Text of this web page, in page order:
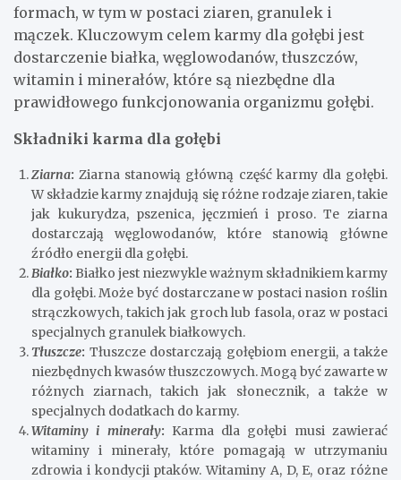
formach, w tym w postaci ziaren, granulek i
mączek. Kluczowym celem karmy dla gołębi jest
dostarczenie białka, węglowodanów, tłuszczów,
witamin i minerałów, które są niezbędne dla
prawidłowego funkcjonowania organizmu gołębi.
Składniki karma dla gołębi
Ziarna: Ziarna stanowią główną część karmy dla gołębi.
W składzie karmy znajdują się różne rodzaje ziaren, takie
jak kukurydza, pszenica, jęczmień i proso. Te ziarna
dostarczają węglowodanów, które stanowią główne
źródło energii dla gołębi.
Białko: Białko jest niezwykle ważnym składnikiem karmy
dla gołębi. Może być dostarczane w postaci nasion roślin
strączkowych, takich jak groch lub fasola, oraz w postaci
specjalnych granulek białkowych.
Tłuszcze: Tłuszcze dostarczają gołębiom energii, a także
niezbędnych kwasów tłuszczowych. Mogą być zawarte w
różnych ziarnach, takich jak słonecznik, a także w
specjalnych dodatkach do karmy.
Witaminy i minerały: Karma dla gołębi musi zawierać
witaminy i minerały, które pomagają w utrzymaniu
zdrowia i kondycji ptaków. Witaminy A, D, E, oraz różne